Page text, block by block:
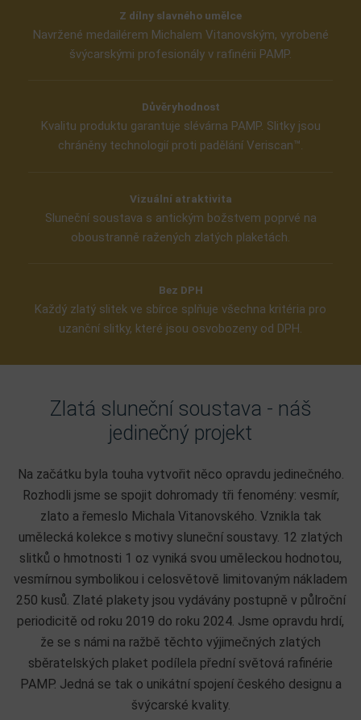
Z dílny slavného umělce
Navržené medailérem Michalem Vitanovským, vyrobené
švýcarskými profesionály v rafinérii PAMP.
Důvěryhodnost
Kvalitu produktu garantuje slévárna PAMP. Slitky jsou
chráněny technologií proti padělání Veriscan™.
Vizuální atraktivita
Sluneční soustava s antickým božstvem poprvé na
oboustranně ražených zlatých plaketách.
Bez DPH
Každý zlatý slitek ve sbírce splňuje všechna kritéria pro
uzanční slitky, které jsou osvobozeny od DPH.
Zlatá sluneční soustava - náš
jedinečný projekt
Na začátku byla touha vytvořit něco opravdu jedinečného.
Rozhodli jsme se spojit dohromady tři fenomény: vesmír,
zlato a řemeslo Michala Vitanovského. Vznikla tak
umělecká kolekce s motivy sluneční soustavy. 12 zlatých
slitků o hmotnosti 1 oz vyniká svou uměleckou hodnotou,
vesmírnou symbolikou i celosvětově limitovaným nákladem
250 kusů. Zlaté plakety jsou vydávány postupně v půlroční
periodicitě od roku 2019 do roku 2024. Jsme opravdu hrdí,
že se s námi na ražbě těchto výjimečných zlatých
sběratelských plaket podílela přední světová rafinérie
PAMP. Jedná se tak o unikátní spojení českého designu a
švýcarské kvality.